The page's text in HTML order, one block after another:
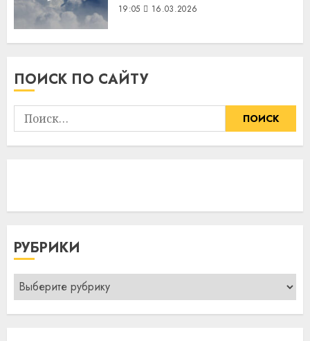
19:05 16.03.2026
ПОИСК ПО САЙТУ
Найти:
РУБРИКИ
Рубрики